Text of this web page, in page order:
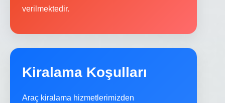
verilmektedir.
Kiralama Koşulları
Araç kiralama hizmetlerimizden